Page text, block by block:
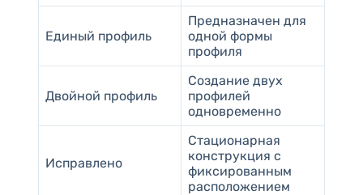
Единый профиль
Предназначен для
одной формы
профиля
Двойной профиль
Создание двух
профилей
одновременно
Исправлено
Стационарная
конструкция с
фиксированным
расположением